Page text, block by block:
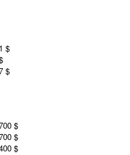
$
$
$
$
$